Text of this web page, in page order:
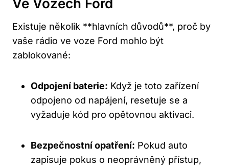
Ve Vozech Ford
Existuje několik⁤ **hlavních důvodů**, ⁢proč by⁣
vaše​ rádio ve voze Ford mohlo‌ být
zablokované:
Odpojení baterie: Když je ‌toto zařízení
odpojeno od napájení, resetuje se ⁢a
vyžaduje kód ⁣pro opětovnou aktivaci.
Bezpečnostní opatření: Pokud‍ auto
zapisuje pokus o neoprávněný přístup,⁢